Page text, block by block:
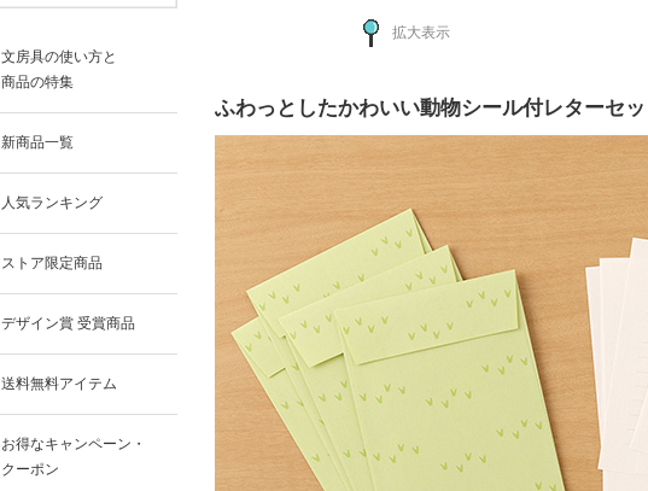
文房具の使い方と
商品の特集
新商品一覧
人気ランキング
ストア限定商品
デザイン賞 受賞商品
送料無料アイテム
お得なキャンペーン・
クーポン
拡大表示
ふわっとしたかわいい動物シール付レターセッ